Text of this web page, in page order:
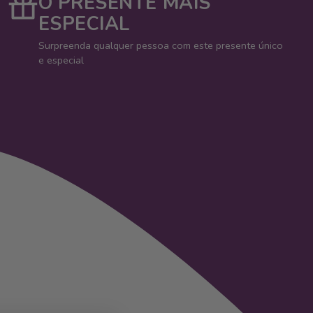
ESPECIAL
Surpreenda qualquer pessoa com este presente único
e especial